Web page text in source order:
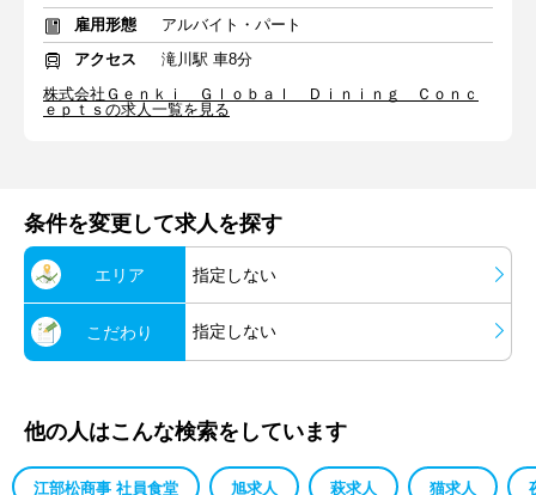
雇用形態
アルバイト・パート
アクセス
滝川駅 車8分
株式会社Ｇｅｎｋｉ Ｇｌｏｂａｌ Ｄｉｎｉｎｇ Ｃｏｎｃ
ｅｐｔｓの求人一覧を見る
条件を変更して求人を探す
エリア 指定しない
こだわり 指定しない
他の人はこんな検索をしています
江部松商事 社員食堂 旭求人 萩求人 猫求人